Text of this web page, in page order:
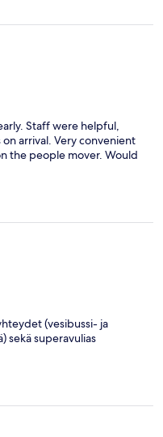
Staff were helpful,
arrival. Very convenient
the people mover. Would
(vesibussi- ja
sekä superavulias